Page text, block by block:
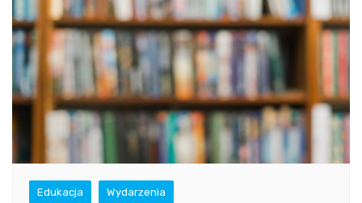
Edukacja Wydarzenia